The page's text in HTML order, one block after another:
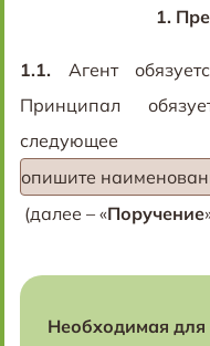
1.
1.1. Агент
Принципал
опишите
(далее – «Поручение
Необходимая